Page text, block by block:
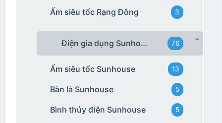
Ấm siêu tốc Rạng Đông 3
Điện gia dụng Sunhouse 76
Ấm siêu tốc Sunhouse 13
Bàn là Sunhouse 5
Bình thủy điện Sunhouse 5